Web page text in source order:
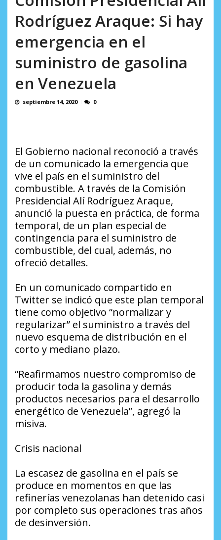
Rodríguez Araque: Si hay
emergencia en el
suministro de gasolina
en Venezuela
septiembre 14, 2020 0
El Gobierno nacional reconoció a través
de un comunicado la emergencia que
vive el país en el suministro del
combustible. A través de la Comisión
Presidencial Alí Rodríguez Araque,
anunció la puesta en práctica, de forma
temporal, de un plan especial de
contingencia para el suministro de
combustible, del cual, además, no
ofreció detalles.
En un comunicado compartido en
Twitter se indicó que este plan temporal
tiene como objetivo “normalizar y
regularizar” el suministro a través del
nuevo esquema de distribución en el
corto y mediano plazo.
“Reafirmamos nuestro compromiso de
producir toda la gasolina y demás
productos necesarios para el desarrollo
energético de Venezuela”, agregó la
misiva.
Crisis nacional
La escasez de gasolina en el país se
produce en momentos en que las
refinerías venezolanas han detenido casi
por completo sus operaciones tras años
de desinversión.